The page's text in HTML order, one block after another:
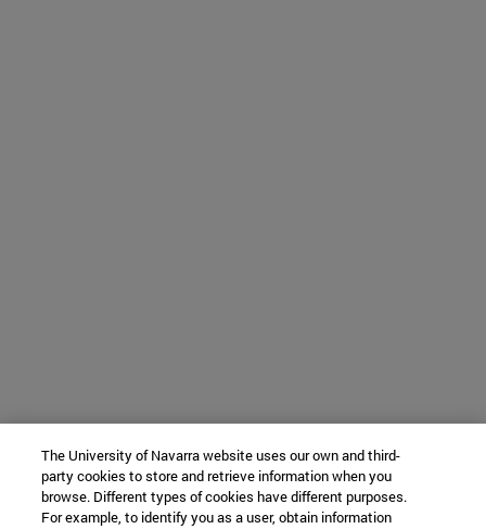
The University of Navarra website uses our own and third-
party cookies to store and retrieve information when you
browse. Different types of cookies have different purposes.
For example, to identify you as a user, obtain information